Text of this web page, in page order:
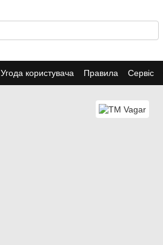
Угода користувача Правила Сервіс